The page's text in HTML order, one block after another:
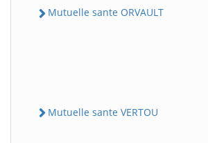
Mutuelle sante ORVAULT
Mutuelle sante VERTOU